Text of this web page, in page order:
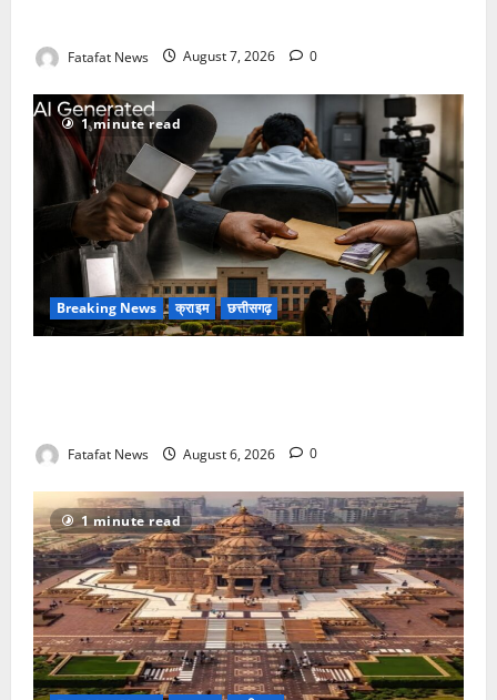
Fatafat News August 7, 2026 0
1 minute read
Breaking News क्राइम छत्तीसगढ़
Fatafat News August 6, 2026 0
1 minute read